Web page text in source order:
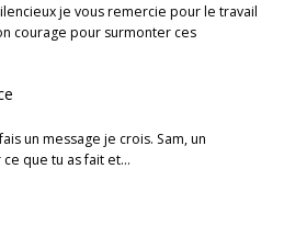
je vous remercie pour le travail
courage pour surmonter ces
un message je crois. Sam, un
ce que tu as fait et…